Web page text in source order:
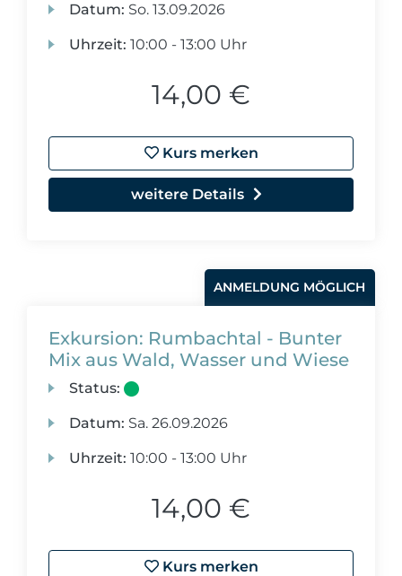
Datum: So. 13.09.2026
Uhrzeit: 10:00 - 13:00 Uhr
14,00 €
Kurs merken
weitere Details
ANMELDUNG MÖGLICH
Exkursion: Rumbachtal - Bunter
Mix aus Wald, Wasser und Wiese
Status:
Datum: Sa. 26.09.2026
Uhrzeit: 10:00 - 13:00 Uhr
14,00 €
Kurs merken